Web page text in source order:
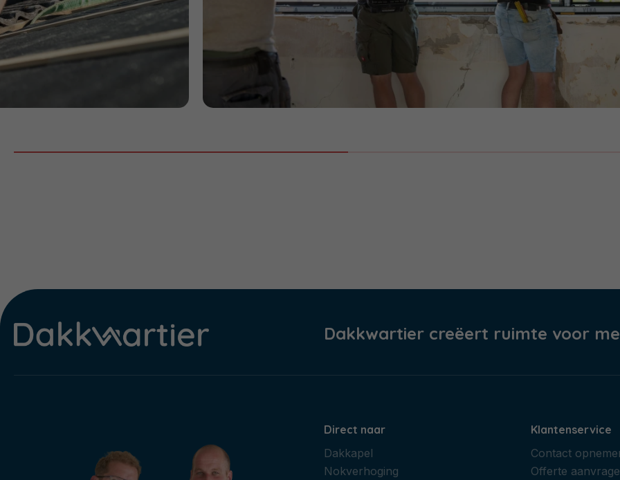
Dakkwartier creëert ruimte voor
Direct naar
Dakkapel
Nokverhoging
Klantenservice
Contact
Offerte